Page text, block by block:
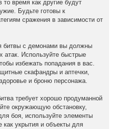
время как другие будут
Будьте готовы к
сражения в зависимости от
битвы с демонами вы должны
атак. Используйте быстрые
избежать попадания в вас.
скафандры и аптечки,
и броню персонажа.
требует хорошо продуманной
окружающую обстановку,
боя, используйте элементы
как укрытия и объекты для